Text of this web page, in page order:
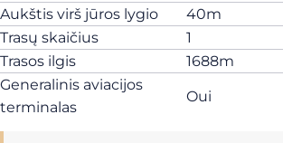
Aukštis virš jūros lygio
40m
Trasų skaičius
1
Trasos ilgis
1688m
Generalinis aviacijos
terminalas
Oui